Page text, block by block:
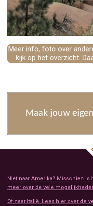
Meer info, foto over
kijk op het overzicht.
Maak jouw
Niet naar Amerika? Misschien
meer over de vele
Of naar Italië. Lees hier over de